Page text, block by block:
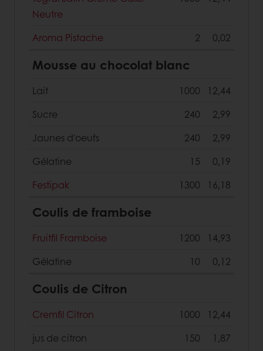
Neutre
Aroma Pistache 2 0,02
Mousse au chocolat blanc
Lait 1000
12,44
Sucre
240
2,99
Jaunes d'oeufs
240
2,99
Gélatine
15
0,19
Festipak
1300 16,18
Coulis de framboise
Fruitfil Framboise 1200
14,93
Gélatine
10 0,12
Coulis de Citron
Cremfil Citron 1000
12,44
jus de citron
150 1,87